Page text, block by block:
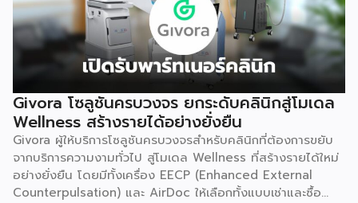
Givora โซลูชันครบวงจร ยกระดับคลินิกสู่โมเดล
Wellness สร้างรายได้อย่างยั่งยืน
Givora ผู้ให้บริการโซลูชันครบวงจรสำหรับคลินิกที่ต้องการขยับ
จากบริการความงามทั่วไป สู่โมเดล Wellness ที่สร้างรายได้ใหม่
อย่างยั่งยืน โดยมีทั้งเครื่อง EECP (Enhanced External
Counterpulsation) และ AirDoc ให้เลือกทั้งแบบเช่าและซื้อ